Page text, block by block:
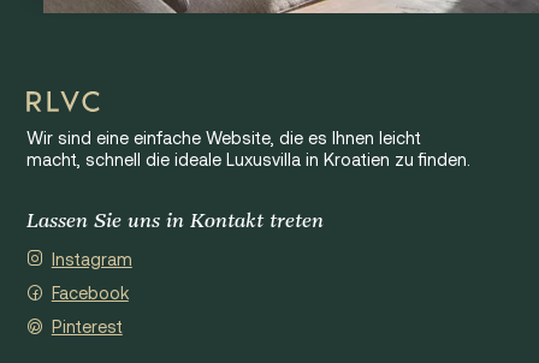
Wir sind eine einfache Website, die es Ihnen leicht
macht, schnell die ideale Luxusvilla in Kroatien zu finden.
Lassen Sie uns in Kontakt treten
Instagram
Facebook
Pinterest